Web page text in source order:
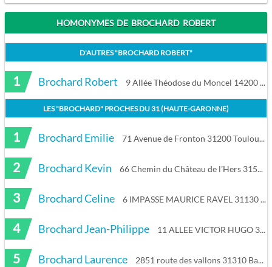
HOMONYMES DE BROCHARD ROBERT
D'AUTRES "BROCHARD ROBERT"
1 Brochard Robert 9 Allée Théodose du Moncel 14200 Hérouville-Saint-Clair
LES "BROCHARD" PROCHES DU31 (HAUTE-GARONNE)
1 Brochard Emilie 71 Avenue de Fronton 31200 Toulouse
2 Brochard Kevin 66 Chemin du Château de l'Hers 31500 Toulouse
3 Brochard Celine 6 IMPASSE MAURICE RAVEL 31130 Balma
4 Brochard Jean-Philippe 11 ALLEE VICTOR HUGO 31850 Montrabé
5 Brochard Laurence 2851 route des vallons 31310 Bax